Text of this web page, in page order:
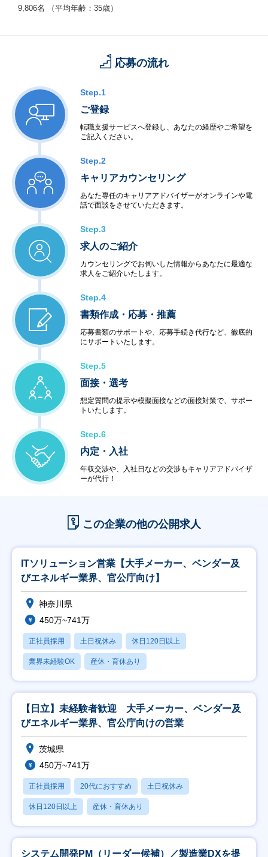
＜移動体通信制御開発＞
・衛星・航空制御
・交通機関・車輌制御
・ビル・店舗設備制御
・電力・エネルギー制御
・通信インフラ制御
・LSI・FPGA設計
・電子回路設計・生産
◆アウトソーシングサービス
＜システム運用保守サービス＞
・業務運用
・オペレーション
・ネットワーク管理
・ファシリティ管理
・ヘルプデスク
・データセンター
・ハウジング・ホスティング
・セキュリティ
＜教育サービス＞
・システム運用サービス
＜コンビニエンスサービス＞
・ハードウェア販売
・ソフトウェア販売
9,806名 （平均年齢：35歳）
応募の流れ
Step.1
ご登録
転職支援サービスへ登録し、あなたの経歴やご希望を
ご記入ください。
Step.2
キャリアカウンセリング
あなた専任のキャリアアドバイザーがオンラインや電
話で面談をさせていただきます。
Step.3
求人のご紹介
カウンセリングでお伺いした情報からあなたに最適な
求人をご紹介いたします。
Step.4
書類作成・応募・推薦
応募書類のサポートや、応募手続き代行など、徹底的
にサポートいたします。
Step.5
面接・選考
想定質問の提示や模擬面接などの面接対策で、サポー
トいたします。
Step.6
内定・入社
年収交渉や、入社日などの交渉もキャリアアドバイザ
ーが代行！
この企業の他の公開求人
ITソリューション営業【大手メーカー、ベンダー及
びエネルギー業界、官公庁向け】
神奈川県
450万~741万
正社員採用 土日祝休み 休日120日以上
業界未経験OK 産休・育休あり
【日立】未経験者歓迎 大手メーカー、ベンダー及
びエネルギー業界、官公庁向けの営業
茨城県
450万~741万
正社員採用 20代におすすめ 土日祝休み
休日120日以上 産休・育休あり
システム開発PM（リーダー候補）／製造業DXを提